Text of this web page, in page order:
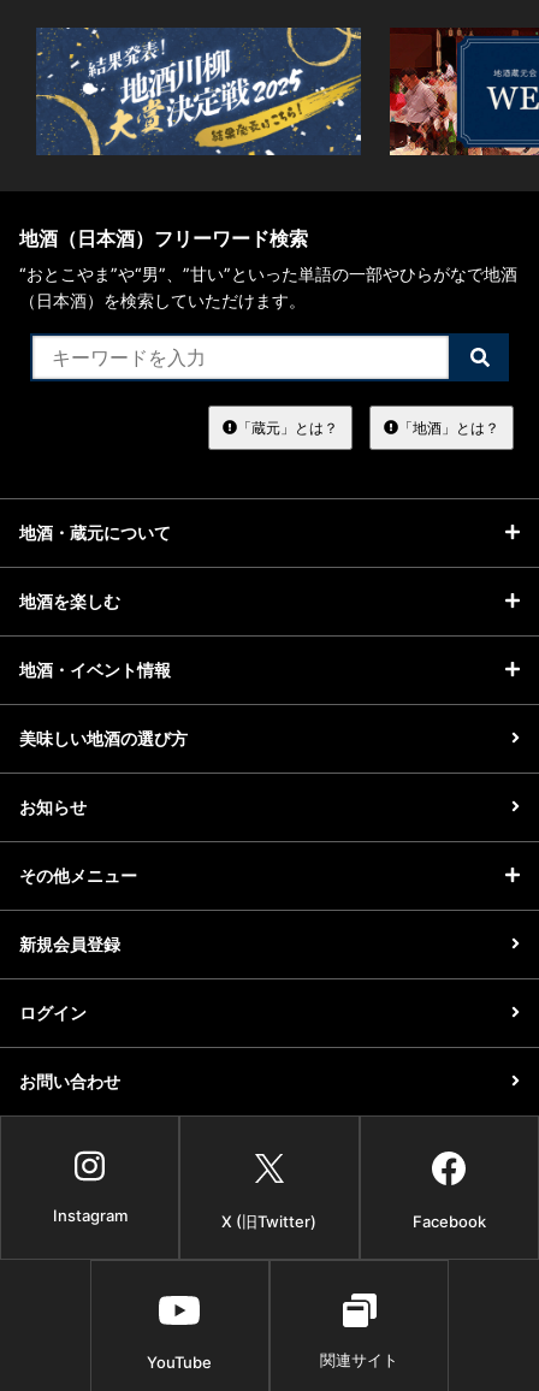
地酒（日本酒）フリーワード検索
“おとこやま”や“男”、”甘い”といった単語の一部やひらがなで地酒
（日本酒）を検索していただけます。
検
索
る
「蔵元」とは？ 「地酒」とは？
地酒・蔵元について
地酒を楽しむ
地酒・イベント情報
美味しい地酒の選び方
お知らせ
その他メニュー
新規会員登録
ログイン
お問い合わせ
Instagram X (旧Twitter) Facebook
YouTube 関連サイト